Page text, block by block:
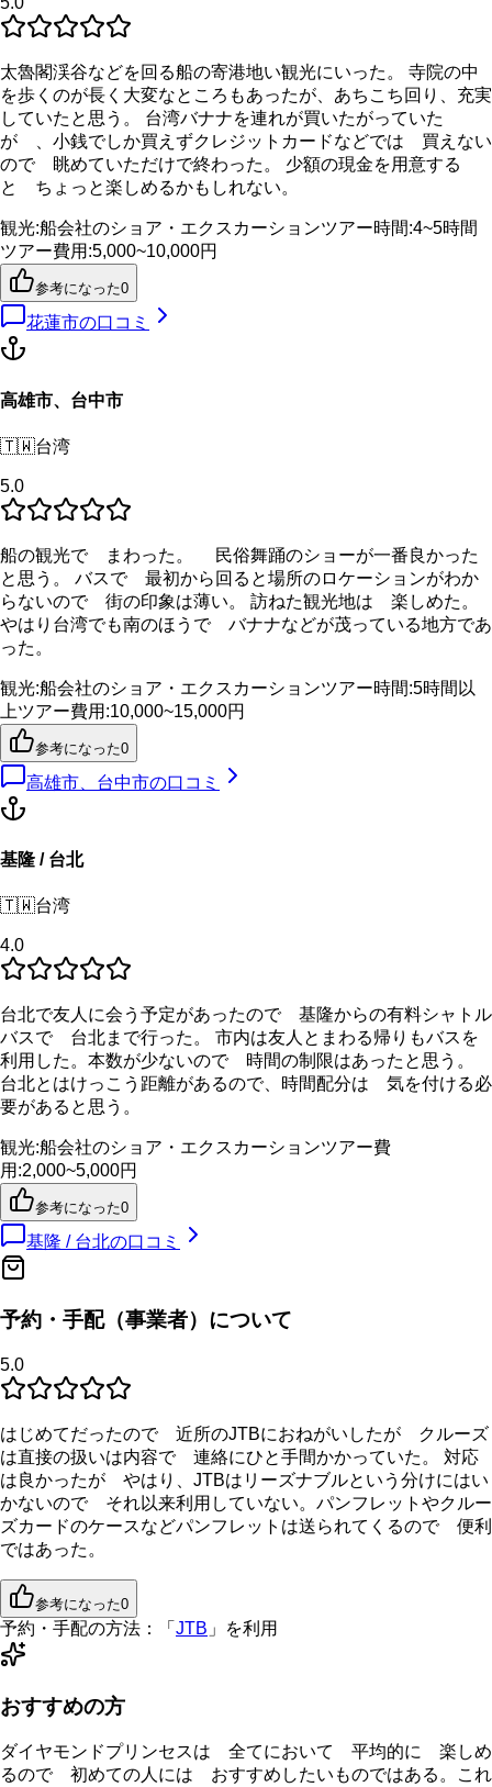
太魯閣渓谷などを回る船の寄港地い観光にいった。 寺院の中
を歩くのが長く大変なところもあったが、あちこち回り、充実
していたと思う。 台湾バナナを連れが買いたがっていた
が 、小銭でしか買えずクレジットカードなどでは 買えない
ので 眺めていただけで終わった。 少額の現金を用意する
と ちょっと楽しめるかもしれない。
観光:船会社のショア・エクスカーションツアー時間:4~5時間
ツアー費用 :5,000~10,000円
参考になった0
花蓮市の口コミ
高雄市、台中市
🇹🇼台湾
5.0
船の観光で まわった。 民俗舞踊のショーが一番良かった
と思う。 バスで 最初から回ると場所のロケーションがわか
らないので 街の印象は薄い。 訪ねた観光地は 楽しめた。
やはり台湾でも南のほうで バナナなどが茂っている地方であ
った。
観光:船会社のショア・エクスカーションツアー時間:5時間以
上ツアー費用 :10,000~15,000円
参考になった0
高雄市、台中市の口コミ
基隆 / 台北
🇹🇼台湾
4.0
台北で友人に会う予定があったので 基隆からの有料シャトル
バスで 台北まで行った。 市内は友人とまわる帰りもバスを
利用した。本数が少ないので 時間の制限はあったと思う。
台北とはけっこう距離があるので、時間配分は 気を付ける必
要があると思う。
観光:船会社のショア・エクスカーションツアー費
用 :2,000~5,000円
参考になった0
基隆 / 台北の口コミ
予約・手配（事業者）について
5.0
はじめてだったので 近所のJTBにおねがいしたが クルーズ
は直接の扱いは内容で 連絡にひと手間かかっていた。 対応
は良かったが やはり、JTBはリーズナブルという分けにはい
かないので それ以来利用していない。パンフレットやクルー
ズカードのケースなどパンフレットは送られてくるので 便利
ではあった。
参考になった0
予約・手配の方法： 「 JTB 」を利用
おすすめの方
ダイヤモンドプリンセスは 全てにおいて 平均的に 楽しめ
るので 初めての人には おすすめしたいものではある。これ